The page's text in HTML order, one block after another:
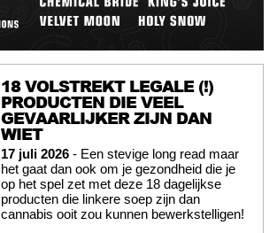
18 VOLSTREKT LEGALE (!)
PRODUCTEN DIE VEEL
GEVAARLIJKER ZIJN DAN
WIET
17 juli 2026 - Een stevige long read maar
het gaat dan ook om je gezondheid die je
op het spel zet met deze 18 dagelijkse
producten die linkere soep zijn dan
cannabis ooit zou kunnen bewerkstelligen!